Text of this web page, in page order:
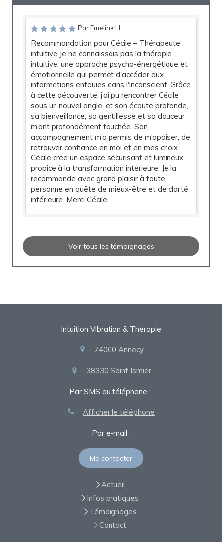
Par Emeline H
Recommandation pour Cécile – Thérapeute
intuitive Je ne connaissais pas la thérapie
intuitive, une approche psycho-énergétique et
émotionnelle qui permet d'accéder aux
informations enfouies dans l'inconscient. Grâce
à cette découverte, j’ai pu rencontrer Cécile
sous un nouvel angle, et son écoute profonde,
sa bienveillance, sa gentillesse et sa douceur
m’ont profondément touchée. Son
accompagnement m’a permis de m’apaiser, de
retrouver confiance en moi et en mes choix.
Cécile crée un espace sécurisant et lumineux,
propice à la transformation intérieure. Je la
recommande avec grand plaisir à toute
personne en quête de mieux-être et de clarté
intérieure. Merci Cécile
Voir tous les témoignages
Intuition Vibration & Thérapie
74000 Annecy
38330 Saint Ismier
Par SMS ou téléphone :
Afficher le téléphone
Par e-mail :
Me contacter
Accueil
Infos pratiques
Témoignages
Contact